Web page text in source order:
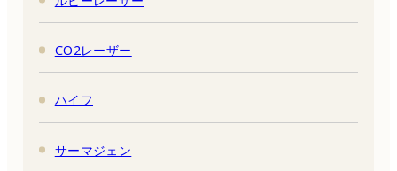
CO2レーザー
ハイフ
サーマジェン